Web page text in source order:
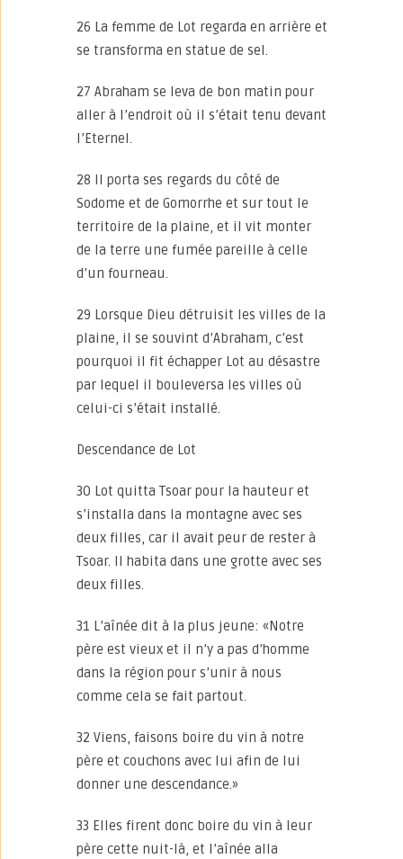
26 La femme de Lot regarda en arrière et
se transforma en statue de sel.
27 Abraham se leva de bon matin pour
aller à l’endroit où il s’était tenu devant
l’Eternel.
28 Il porta ses regards du côté de
Sodome et de Gomorrhe et sur tout le
territoire de la plaine, et il vit monter
de la terre une fumée pareille à celle
d’un fourneau.
29 Lorsque Dieu détruisit les villes de la
plaine, il se souvint d’Abraham, c’est
pourquoi il fit échapper Lot au désastre
par lequel il bouleversa les villes où
celui-ci s’était installé.
Descendance de Lot
30 Lot quitta Tsoar pour la hauteur et
s’installa dans la montagne avec ses
deux filles, car il avait peur de rester à
Tsoar. Il habita dans une grotte avec ses
deux filles.
31 L’aînée dit à la plus jeune: «Notre
père est vieux et il n’y a pas d’homme
dans la région pour s’unir à nous
comme cela se fait partout.
32 Viens, faisons boire du vin à notre
père et couchons avec lui afin de lui
donner une descendance.»
33 Elles firent donc boire du vin à leur
père cette nuit-là, et l’aînée alla